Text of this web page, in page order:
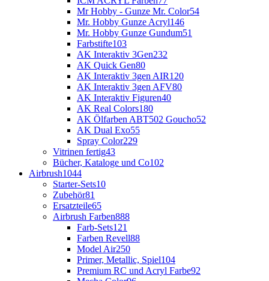
Mr Hobby - Gunze Mr. Color54
Mr. Hobby Gunze Acryl146
Mr. Hobby Gunze Gundum51
Farbstifte103
AK Interaktiv 3Gen232
AK Quick Gen80
AK Interaktiv 3gen AIR120
AK Interaktiv 3gen AFV80
AK Interaktiv Figuren40
AK Real Colors180
AK Ölfarben ABT502 Goucho52
AK Dual Exo55
Spray Color229
Vitrinen fertig43
Bücher, Kataloge und Co102
Airbrush1044
Starter-Sets10
Zubehör81
Ersatzteile65
Airbrush Farben888
Farb-Sets121
Farben Revell88
Model Air250
Primer, Metallic, Spiel104
Premium RC und Acryl Farbe92